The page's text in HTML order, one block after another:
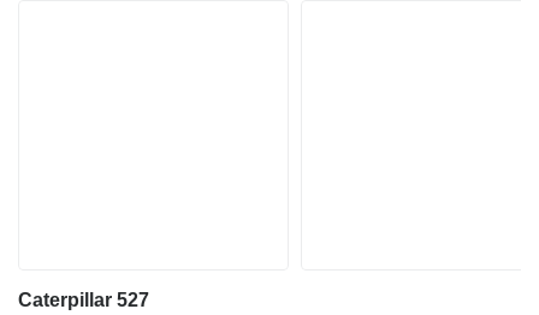
Caterpillar 527